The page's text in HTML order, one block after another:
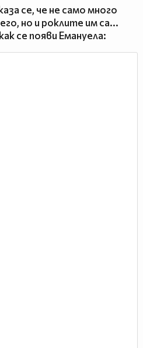
се, че не само много
но и роклите им са...
се появи Емануела: